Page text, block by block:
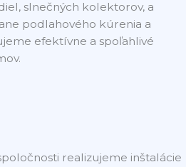
slnečných kolektorov, a
podlahového kúrenia a
efektívne a spoľahlivé
realizujeme inštalácie